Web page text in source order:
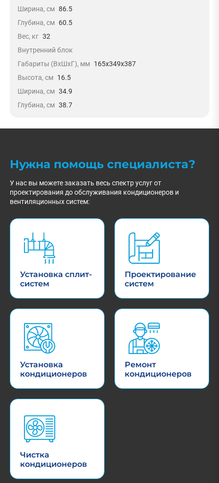
Ширина, см 86.5
Глубина, см 60.5
Вес, кг 32
Внутренний блок
Габариты (ВхШхГ), мм 165x349x387
Высота, см 16.5
Ширина, см 34.9
Глубина, см 38.7
Нужна помощь специалиста?
У нас вы можете заказать весь спектр услуг от
проектирования до обслуживания кондиционеров и
вентиляционных систем:
Установка сплит-
систем
Проектирование
систем
Установка
кондиционеров
Ремонт
кондиционеров
Чистка
кондиционеров